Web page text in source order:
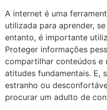
A internet é uma
utilizada para aprender,
entanto, é importante
Proteger informações
compartilhar conteúdos e
atitudes fundamentais. E,
estranho ou
procurar um adulto de